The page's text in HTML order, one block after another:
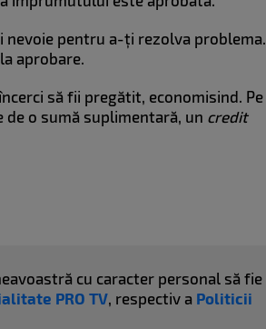
nevoie pentru a-ți rezolva problema.
aprobare.
să fii pregătit, economisind. Pe
de o sumă suplimentară, un credit
cu caracter personal să fie
PRO TV, respectiv a Politicii